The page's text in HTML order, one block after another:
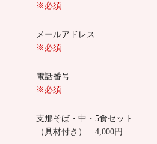
※必須
メールアドレス
※必須
電話番号
※必須
支那そば・中・5食セット
（具材付き） 4,000円